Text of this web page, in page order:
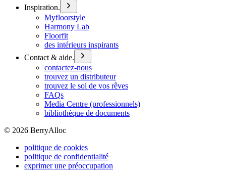
Inspiration.
Myfloorstyle
Harmony Lab
Floorfit
des intérieurs inspirants
Contact & aide.
contactez-nous
trouvez un distributeur
trouvez le sol de vos rêves
FAQs
Media Centre (professionnels)
bibliothèque de documents
© 2026 BerryAlloc
politique de cookies
politique de confidentialité
exprimer une préoccupation